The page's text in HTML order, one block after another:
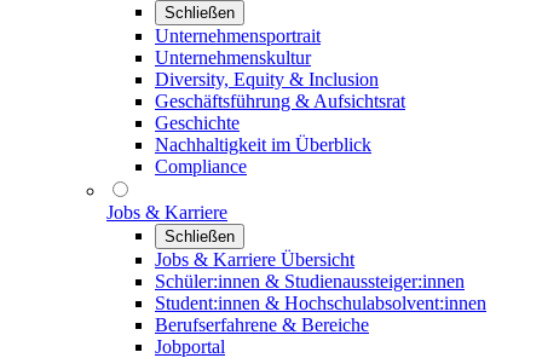
Schließen
Unternehmensportrait
Unternehmenskultur
Diversity, Equity & Inclusion
Geschäftsführung & Aufsichtsrat
Geschichte
Nachhaltigkeit im Überblick
Compliance
Jobs & Karriere
Schließen
Jobs & Karriere Übersicht
Schüler:innen & Studienaussteiger:innen
Student:innen & Hochschulabsolvent:innen
Berufserfahrene & Bereiche
Jobportal